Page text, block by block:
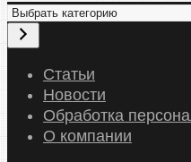
В
б
Статьи
Новости
Обработка
О компании